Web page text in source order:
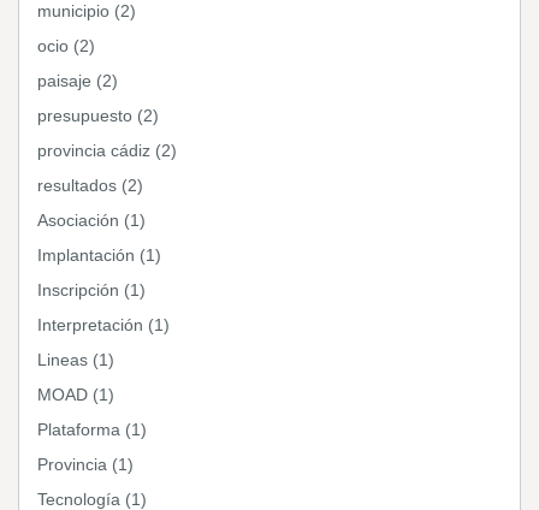
municipio (2)
ocio (2)
paisaje (2)
presupuesto (2)
provincia cádiz (2)
resultados (2)
Asociación (1)
Implantación (1)
Inscripción (1)
Interpretación (1)
Lineas (1)
MOAD (1)
Plataforma (1)
Provincia (1)
Tecnología (1)